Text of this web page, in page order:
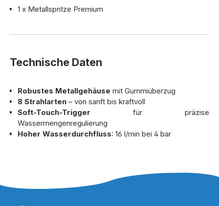
Gartenbewässerung!
1 x Metallspritze Premium
Technische Daten
Robustes Metallgehäuse mit Gummiüberzug
8 Strahlarten – von sanft bis kraftvoll
Soft-Touch-Trigger für präzise
Wassermengenregulierung
Hoher Wasserdurchfluss: 16 l/min bei 4 bar